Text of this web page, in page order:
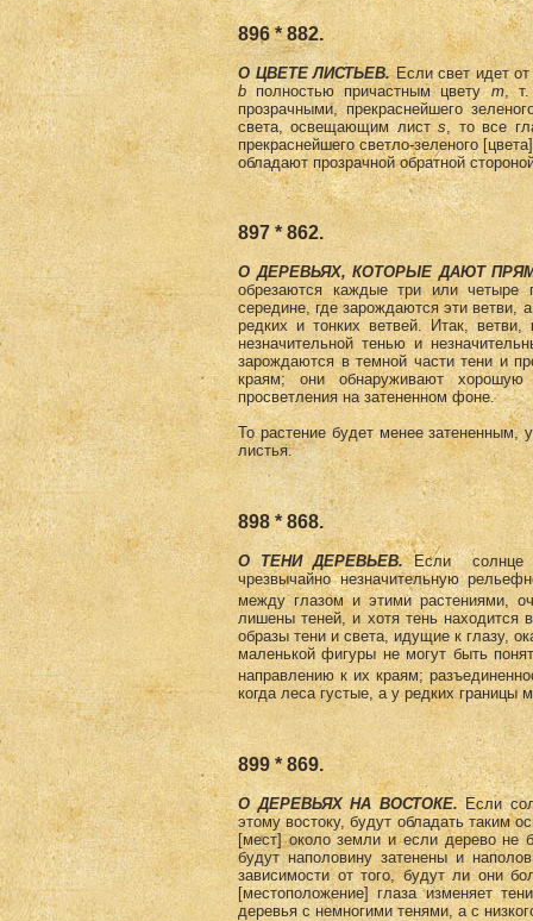
896 * 882.
О ЦВЕТЕ ЛИСТЬЕВ.Если свет идет
bполностью причастным цвету m, т.
прозрачными, прекраснейшего
света, освещающим листs, то все
прекраснейшего светло-зеленого
обладают прозрач­ной обратной
897 * 862.
О ДЕРЕВЬЯХ, КОТОРЫЕ ДАЮТ
обрезаются каждые три или
середине, где зарождаются эти ветви,
редких и тонких ветвей. Итак,
незначительной тенью и
зарождаются в темной части тени и
краям; они обнаруживают
просветления на затененном фоне.
То растение будет менее затененным,
листья.
898 * 868.
О ТЕНИ ДЕРЕВЬЕВ.Если солнце
чрезвычайно незначительную
между глазом и этими растениями,
лишены теней, и хотя тень находится
образы тени и света, идущие к глазу,
маленькой фигуры не могут быть
направлению к их краям;
когда леса густые, а у редких границы
899 * 869.
О ДЕРЕВЬЯХ НА ВОСТОКЕ. Если
этому востоку, будут обладать таким
[мест] около земли и если дерево не
будут наполовину затенены и
зависимости от того, будут ли они
[местоположение] глаза изменяет
деревья с немногими тенями, а с